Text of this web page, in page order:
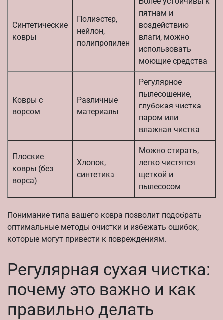
Синтетические
ковры
Полиэстер,
нейлон,
полипропилен
пятнам и
воздействию
влаги, можно
использовать
моющие средства
Ковры с
ворсом
Различные
материалы
Регулярное
пылесошение,
глубокая чистка
паром или
влажная чистка
Плоские
ковры (без
ворса)
Хлопок,
синтетика
Можно стирать,
легко чистятся
щеткой и
пылесосом
Понимание типа вашего ковра позволит подобрать
оптимальные методы очистки и избежать ошибок,
которые могут привести к повреждениям.
Регулярная сухая чистка:
почему это важно и как
правильно делать